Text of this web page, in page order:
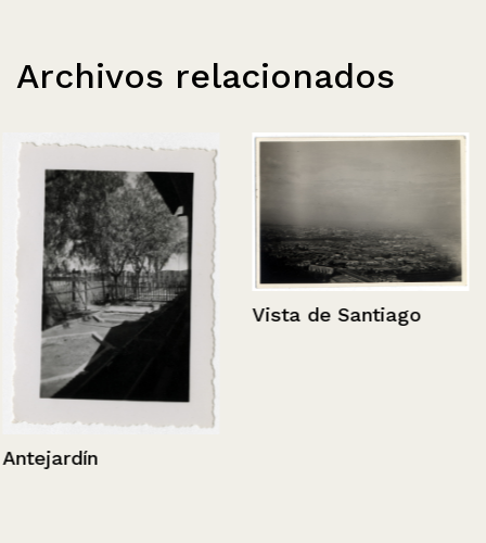
Archivos relacionados
Antejardín
Vista de Santiago